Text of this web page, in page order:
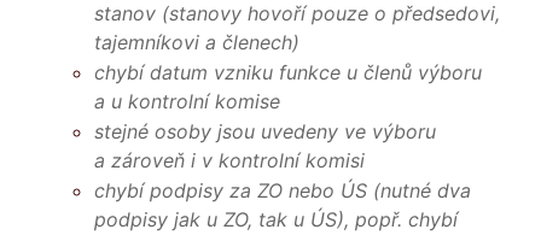
stanov (stanovy hovoří pouze o předsedovi,
tajemníkovi a členech)
chybí datum vzniku funkce u členů výboru
a u kontrolní komise
stejné osoby jsou uvedeny ve výboru
a zároveň i v kontrolní komisi
chybí podpisy za ZO nebo ÚS (nutné dva
podpisy jak u ZO, tak u ÚS), popř. chybí